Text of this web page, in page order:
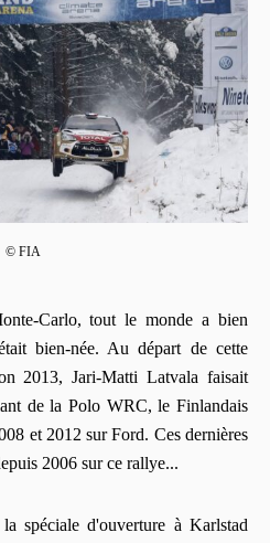
© FIA
Carlo, tout le monde a bien
bien-née. Au départ de cette
2013, Jari-Matti Latvala faisait
de la Polo WRC, le Finlandais
et 2012 sur Ford. Ces dernières
2006 sur ce rallye...
spéciale d'ouverture à Karlstad